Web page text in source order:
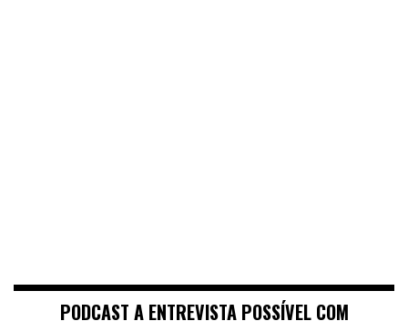
PODCAST A ENTREVISTA POSSÍVEL COM